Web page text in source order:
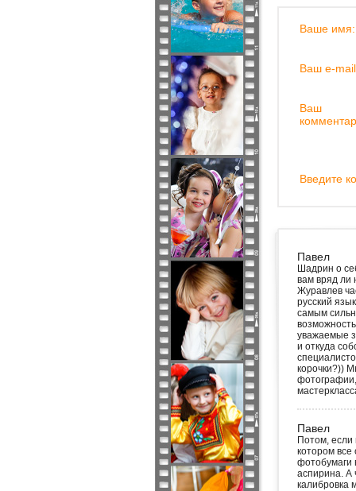
Ваше имя:
Ваш e-
Ваш
Введите
Павел
Шадрин о
вам вряд ли
Журавлев
русский
самым
уважаемые
и откуда
корочки?))
Павел
Потом, если
котором
фотобумаги
аспирина. А
калибровка